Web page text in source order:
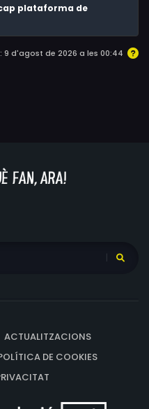
Laura Stisser
plataforma de
d'agost de 2026 a les 00:44
ACTUALITZACIONS
DE COOKIES